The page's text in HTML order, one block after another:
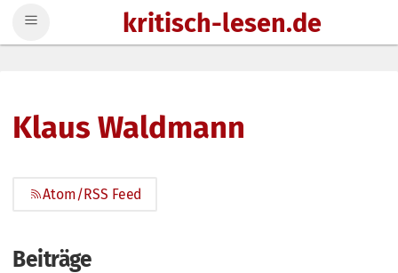
kritisch-lesen.de
Klaus Waldmann
Atom/RSS Feed
Beiträge